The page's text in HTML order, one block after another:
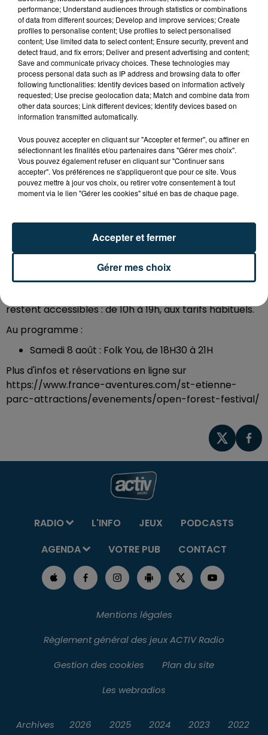
Date
du8 août 2026 à 18h30
au8 août 2026 à 21h00
Lieu
France Aventures - Crêt
Beauplomb
42650St-Jean-Bonnefonds
Tarif Gratuit
Avant-dernière date de l'Open Forest Festival chez
2026 !
Un moment unique, entre nature, musique et
ambiance conviviale.
Accès au parc et activités
restent accessibles : de 10h à 19h, aux tarifs habituels.
Au programme :
Samedi 8 août : Folk You, de 18H30 à 21H
Plus d'infos et réservations en ligne sur
https://www.france-aventures.com/st-etienne-
parc-attractions/evenements/open-forest-festival/
RADIO L'INFO JEUX
PODCASTS
AGENDA
VOTRE PUB CONTACT
Mentions légales
Règlement général des jeux ACTIV Radio
Gestion des cookies
Plan du site
Les webradios
Archives 2026 2025 2024 2023 2022
performance; Understand audiences through statistics or combinations
of data from different sources; Develop and improve services; Create
profiles to personalise content; Use profiles to select personalised
content; Use limited data to select content; Ensure security, prevent and
detect fraud, and fix errors; Deliver and present advertising and content;
Save and communicate privacy choices. These technologies may
process personal data such as IP address and browsing data to offer
following functionalities: Identify devices based on information actively
requested; Use precise geolocation data; Match and combine data from
other data sources; Link different devices; Identify devices based on
information transmitted automatically.
Vous pouvez accepter en cliquant sur "Accepter et fermer", ou affiner en
sélectionnant les finalités et/ou partenaires dans "Gérer mes choix".
Vous pouvez également refuser en cliquant sur "Continuer sans
accepter". Vos préférences ne s'appliqueront que pour ce site. Vous
pouvez mettre à jour vos choix, ou retirer votre consentement à tout
moment via le lien "Gérer les cookies" situé en bas de chaque page.
Gérer mes choix
Accepter et fermer